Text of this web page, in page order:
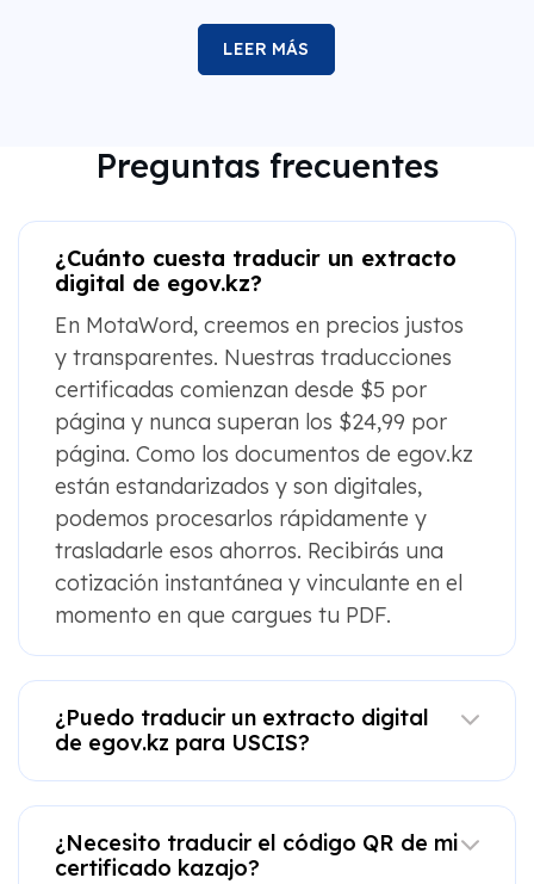
LEER MÁS
Preguntas frecuentes
¿Cuánto cuesta traducir un extracto
digital de egov.kz?
En MotaWord, creemos en precios justos
y transparentes. Nuestras traducciones
certificadas comienzan desde $5 por
página y nunca superan los $24,99 por
página. Como los documentos de egov.kz
están estandarizados y son digitales,
podemos procesarlos rápidamente y
trasladarle esos ahorros. Recibirás una
cotización instantánea y vinculante en el
momento en que cargues tu PDF.
¿Puedo traducir un extracto digital
de egov.kz para USCIS?
¿Necesito traducir el código QR de mi
certificado kazajo?